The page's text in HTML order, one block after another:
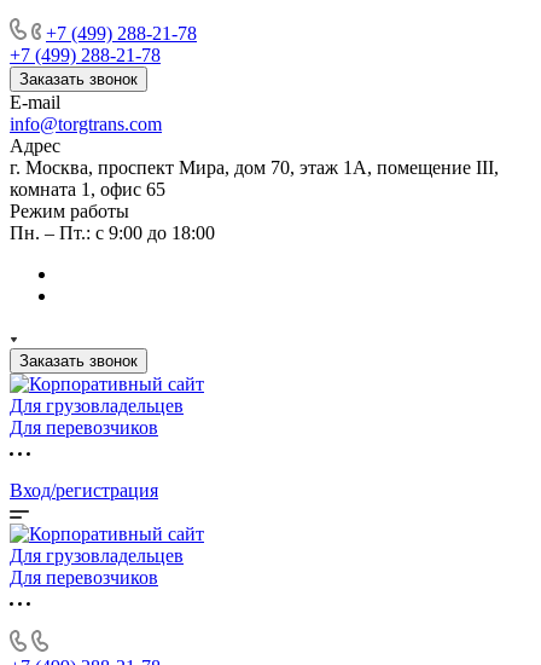
+7 (499) 288-21-78
+7 (499) 288-21-78
Заказать звонок
E-mail
info@torgtrans.com
Адрес
г. Москва, проспект Мира, дом 70, этаж 1А, помещение III,
комната 1, офис 65
Режим работы
Пн. – Пт.: с 9:00 до 18:00
Заказать звонок
Для грузовладельцев
Для перевозчиков
Вход/регистрация
Для грузовладельцев
Для перевозчиков